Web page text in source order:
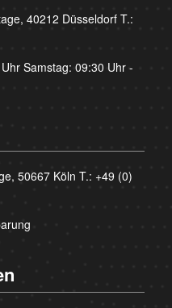
40212 Düsseldorf T.:
Samstag: 09:30 Uhr -
50667 Köln T.: +49 (0)